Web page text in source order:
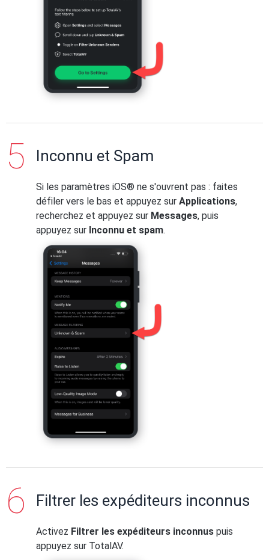
Inconnu et Spam
Si les paramètres iOS® ne s'ouvrent pas : faites
défiler vers le bas et appuyez sur Applications,
recherchez et appuyez sur Messages, puis
appuyez sur Inconnu et spam.
Filtrer les expéditeurs inconnus
Activez Filtrer les expéditeurs inconnus puis
appuyez sur TotalAV.